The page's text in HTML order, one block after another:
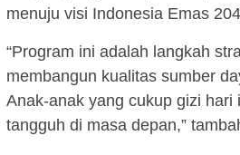
menuju visi Indonesia Emas
“Program ini adalah langkah
membangun kualitas sumber
Anak-anak yang cukup gizi hari
tangguh di masa depan,”